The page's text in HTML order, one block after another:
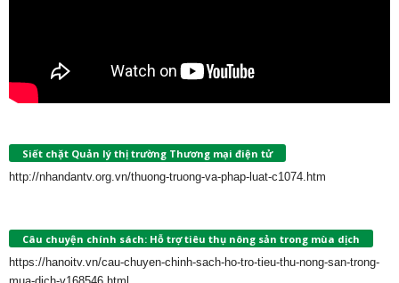
Siết chặt Quản lý thị trường Thương mại điện tử
http://nhandantv.org.vn/thuong-truong-va-phap-luat-c1074.htm
Câu chuyện chính sách: Hỗ trợ tiêu thụ nông sản trong mùa dịch
https://hanoitv.vn/cau-chuyen-chinh-sach-ho-tro-tieu-thu-nong-san-trong-